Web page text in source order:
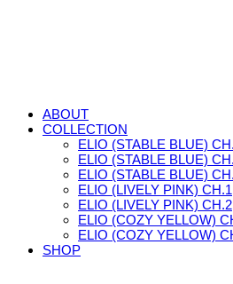
ABOUT
COLLECTION
ELIO (STABLE BLUE)
ELIO (STABLE BLUE)
ELIO (STABLE BLUE)
ELIO (LIVELY PINK) CH.1
ELIO (LIVELY PINK) CH.2
ELIO (COZY YELLOW)
ELIO (COZY YELLOW)
SHOP